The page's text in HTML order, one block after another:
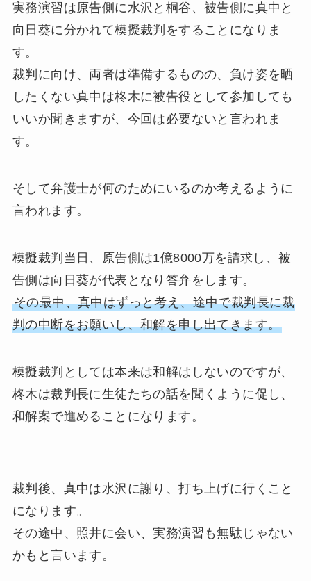
実務演習は原告側に水沢と桐谷、被告側に真中と
向日葵に分かれて模擬裁判をすることになりま
す。
裁判に向け、両者は準備するものの、負け姿を晒
したくない真中は柊木に被告役として参加しても
いいか聞きますが、今回は必要ないと言われま
す。
そして弁護士が何のためにいるのか考えるように
言われます。
模擬裁判当日、原告側は1億8000万を請求し、被
告側は向日葵が代表となり答弁をします。
その最中、真中はずっと考え、途中で裁判長に裁
判の中断をお願いし、和解を申し出てきます。
模擬裁判としては本来は和解はしないのですが、
柊木は裁判長に生徒たちの話を聞くように促し、
和解案で進めることになります。
裁判後、真中は水沢に謝り、打ち上げに行くこと
になります。
その途中、照井に会い、実務演習も無駄じゃない
かもと言います。